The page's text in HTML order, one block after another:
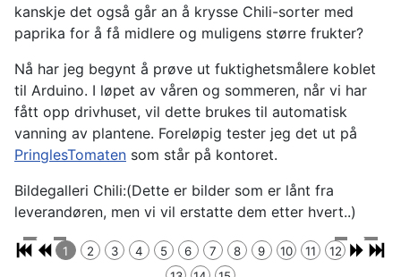
kanskje det også går an å krysse Chili-sorter med
paprika for å få midlere og muligens større frukter?
Nå har jeg begynt å prøve ut fuktighetsmålere koblet
til Arduino. I løpet av våren og sommeren, når vi har
fått opp drivhuset, vil dette brukes til automatisk
vanning av plantene. Foreløpig tester jeg det ut på
PringlesTomaten som står på kontoret.
Bildegalleri Chili:(Dette er bilder som er lånt fra
leverandøren, men vi vil erstatte dem etter hvert..)
Beaver
Dam
Buena
Mulata
Habaner
o Dulce
Habaner
o
Purple
Cofee
1 2 3 4 5 6 7 8 9 10 11
12